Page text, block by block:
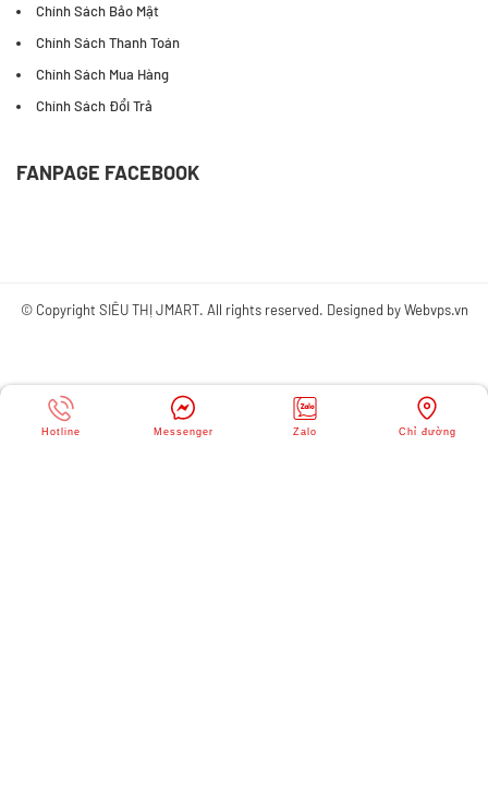
Chính Sách Bảo Mật
Chính Sách Thanh Toán
Chính Sách Mua Hàng
Chính Sách Đổi Trả
FANPAGE FACEBOOK
© Copyright SIÊU THỊ JMART. All rights reserved. Designed byWebvps.vn
Hotline Messenger Zalo Chỉ đường